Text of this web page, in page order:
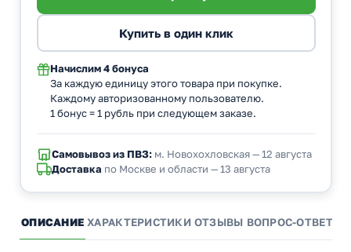
Начислим 4 бонуса
За каждую единицу этого товара при покупке.
Каждому авторизованному пользователю.
1 бонус = 1 рубль при следующем заказе.
Самовывоз из ПВЗ:м. Новохохловская — 12 августа
Доставка по Москве и области — 13 августа
ОПИСАНИЕ ХАРАКТЕРИСТИКИ ОТЗЫВЫ ВОПРОС-ОТВЕТ